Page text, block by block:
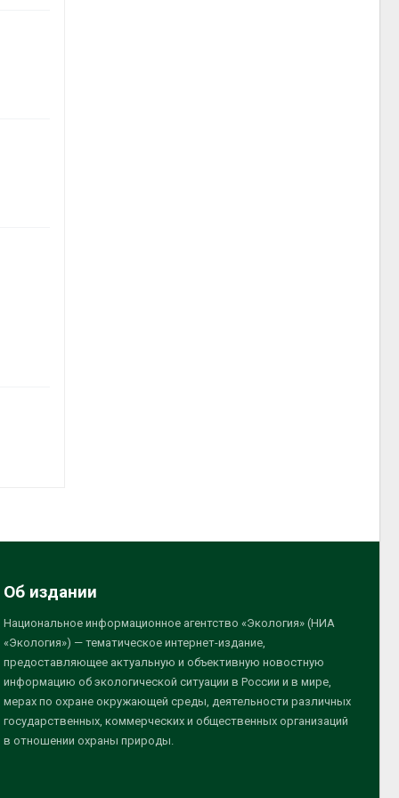
Об издании
Национальное информационное агентство «Экология» (НИА
«Экология») — тематическое интернет-издание,
предоставляющее актуальную и объективную новостную
информацию об экологической ситуации в России и в мире,
мерах по охране окружающей среды, деятельности различных
государственных, коммерческих и общественных организаций
в отношении охраны природы.